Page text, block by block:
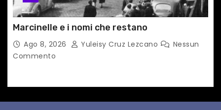
Marcinelle e i nomi che restano
Ago 8, 2026 Yuleisy Cruz Lezcano
Nessun
Commento